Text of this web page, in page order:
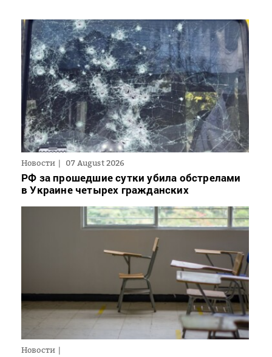
Новости 07 August 2026
РФ за прошедшие сутки убила обстрелами
в Украине четырех гражданских
Новости